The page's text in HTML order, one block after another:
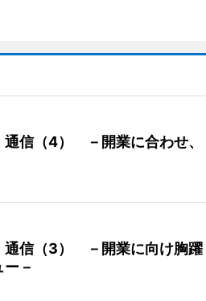
通信（4） －開業に合わせ、
通信（3） －開業に向け胸躍
－